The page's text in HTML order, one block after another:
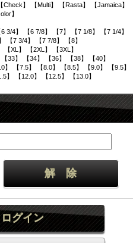
】 【Multi】 【Rasta】 【Jamaica】
】
4】 【6 7/8】 【7】 【7 1/8】 【7 1/4】
【7 3/4】 【7 7/8】 【8】
【XL】 【2XL】 【3XL】
33】 【34】 【36】 【38】 【40】
】 【7.5】 【8.0】 【8.5】 【9.0】 【9.5】
】 【12.0】 【12.5】 【13.0】
グイン